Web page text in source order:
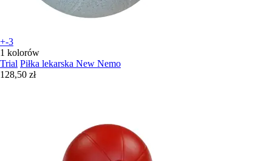
+-3
1 kolorów
Trial Piłka lekarska New Nemo
128,50 zł